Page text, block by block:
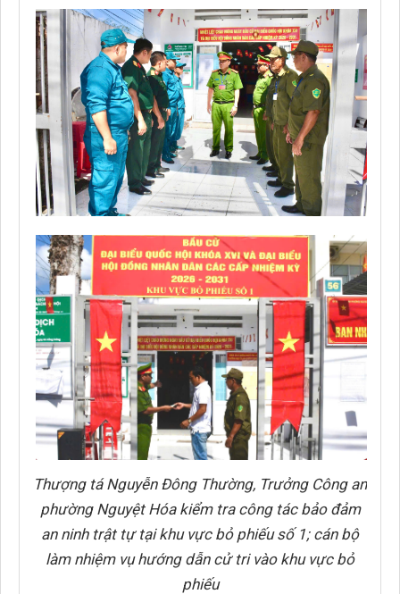
Thượng tá Nguyễn Đông Thường, Trưởng Công an
phường Nguyệt Hóa kiểm tra công tác bảo đảm
an ninh trật tự tại khu vực bỏ phiếu số 1; cán bộ
làm nhiệm vụ hướng dẫn cử tri vào khu vực bỏ
phiếu